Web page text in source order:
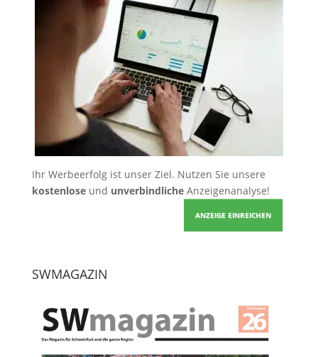
Ihr Werbeerfolg ist unser Ziel. Nutzen Sie unsere
kostenloseund unverbindlicheAnzeigenanalyse!
ANZEIGE EINREICHEN
SWMAGAZIN